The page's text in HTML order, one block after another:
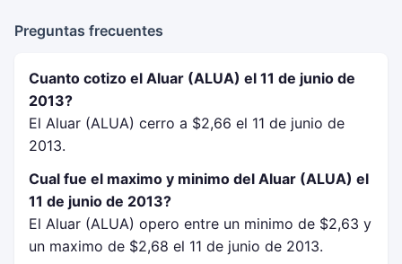
Preguntas frecuentes
Cuanto cotizo el Aluar (ALUA) el 11 de junio de
2013?
El Aluar (ALUA) cerro a $2,66 el 11 de junio de
2013.
Cual fue el maximo y minimo del Aluar (ALUA) el
11 de junio de 2013?
El Aluar (ALUA) opero entre un minimo de $2,63 y
un maximo de $2,68 el 11 de junio de 2013.